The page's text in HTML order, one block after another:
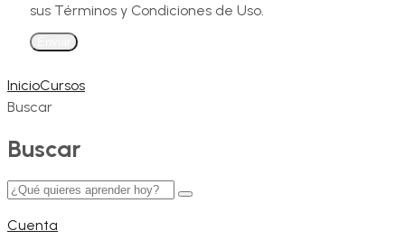
sus Términos y Condiciones de Uso.
InicioCursos
Buscar
Buscar
Cuenta